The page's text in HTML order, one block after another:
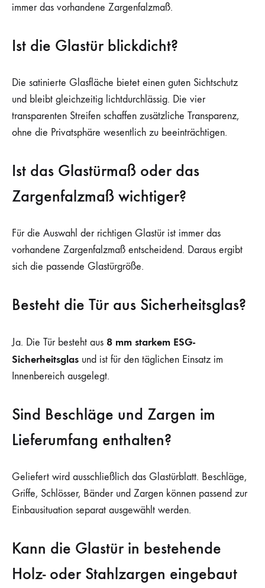
immer das vorhandene Zargenfalzmaß.
Ist die Glastür blickdicht?
Die satinierte Glasfläche bietet einen guten Sichtschutz
und bleibt gleichzeitig lichtdurchlässig. Die vier
transparenten Streifen schaffen zusätzliche Transparenz,
ohne die Privatsphäre wesentlich zu beeinträchtigen.
Ist das Glastürmaß oder das
Zargenfalzmaß wichtiger?
Für die Auswahl der richtigen Glastür ist immer das
vorhandene Zargenfalzmaß entscheidend. Daraus ergibt
sich die passende Glastürgröße.
Besteht die Tür aus Sicherheitsglas?
Ja. Die Tür besteht aus 8 mm starkem ESG-
Sicherheitsglas und ist für den täglichen Einsatz im
Innenbereich ausgelegt.
Sind Beschläge und Zargen im
Lieferumfang enthalten?
Geliefert wird ausschließlich das Glastürblatt. Beschläge,
Griffe, Schlösser, Bänder und Zargen können passend zur
Einbausituation separat ausgewählt werden.
Kann die Glastür in bestehende
Holz- oder Stahlzargen eingebaut